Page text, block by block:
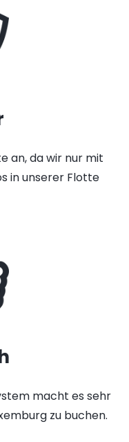
an, da wir nur mit
in unserer Flotte
macht es sehr
zu buchen.